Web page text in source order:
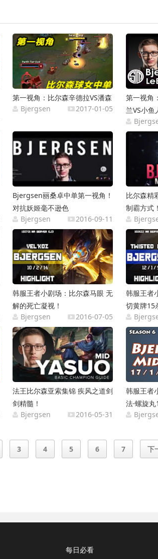
第一视角：比尔森辛德拉VS潘森
Bjergsen
2017-01-05
第一视角
兰VS小鱼
Bjergsen丽桑卓中单第一视角！
对抗妖姬毫不逊色
Bjergsen
2016-09-11
比尔森精
制霸方式！
韩服王者小剧场：比尔森马眼 无
解的死亡凝视！
Bjergsen
2016-07-05
韩服王者
切黄牌15
法王比尔森亚索集锦 疾风之道剑
剑精髓！
Bjergsen
2016-05-31
韩服王者
法·螺旋丸
3 4 5 6 7 下
每日必看